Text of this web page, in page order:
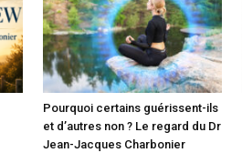
Pourquoi certains guérissent-ils
et d’autres non ? Le regard du Dr
Jean-Jacques Charbonier